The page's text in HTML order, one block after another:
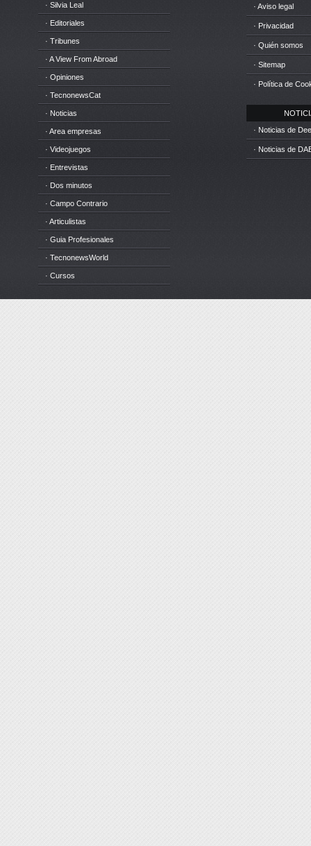
· Silvia Leal
· Editoriales
· Tribunes
· A View From Abroad
· Opiniones
· TecnonewsCat
· Noticias
· Area empresas
· Videojuegos
· Entrevistas
· Dos minutos
· Campo Contrario
· Articulistas
· Guia Profesionales
· TecnonewsWorld
· Cursos
· Aviso legal
· Privacidad
· Quién somos
· Sitemap
· Política de
· Noticias de
· Noticias de